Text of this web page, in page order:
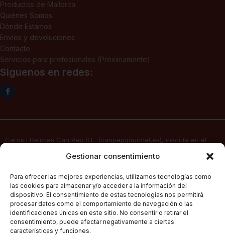
Gestionar consentimiento
Para ofrecer las mejores experiencias, utilizamos tecnologías como
las cookies para almacenar y/o acceder a la información del
dispositivo. El consentimiento de estas tecnologías nos permitirá
procesar datos como el comportamiento de navegación o las
identificaciones únicas en este sitio. No consentir o retirar el
consentimiento, puede afectar negativamente a ciertas
características y funciones.
Productos de Mallorca
Quiénes Somos
Dónde Estamos
Envíos y devoluciones
Contacto
Servicios para profesionales (Próximamente)
Siguenos en redes:
Carns i Delicies Can Pep S.L. (canpepgourmet.es), inscrita en el
1ª, fecha 02/06/2025, con domicilio social en c/ Major Nº 115,
sus servicios de venta electrónica por Internet a través de su
página web canpepgourmet.es
Can Pep Gourmet2026.
Todos los derechos